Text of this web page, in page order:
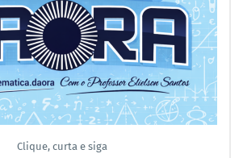
Clique, curta e siga